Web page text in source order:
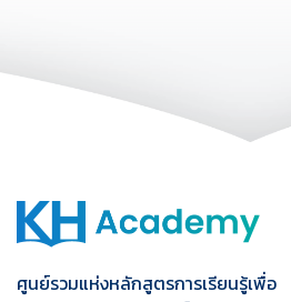
ศูนย์รวมแห่งหลักสูตรการเรียนรู้เพื่อ